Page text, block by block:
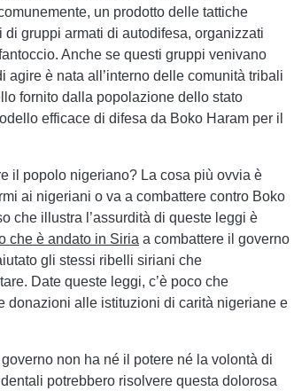
un prodotto delle tattiche
gruppi armati di autodifesa, organizzati
Anche se questi gruppi venivano
è nata all’interno delle comunità tribali
fornito dalla popolazione dello stato
efficace di difesa da Boko Haram per il
il popolo nigeriano? La cosa più ovvia è
ai nigeriani o va a combattere contro Boko
che illustra l’assurdità di queste leggi è
che è andato in Siria a combattere il governo
gli stessi ribelli siriani che
Date queste leggi, c’è poco che
donazioni alle istituzioni di carità nigeriane e
non ha né il potere né la volontà di
potrebbero risolvere questa dolorosa